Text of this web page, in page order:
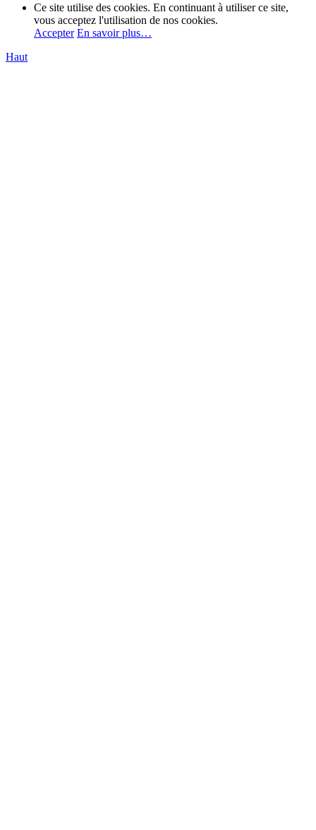
Ce site utilise des cookies. En continuant à utiliser ce site,
vous acceptez l'utilisation de nos cookies.
Accepter En savoir plus…
Haut